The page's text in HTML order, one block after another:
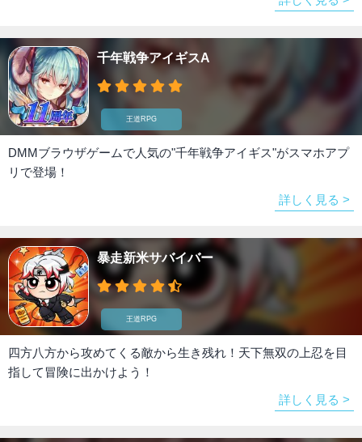
千年戦争アイギスA
王道RPG
DMMブラウザゲームで人気の"千年戦争アイギス"がスマホアプ
リで登場！
詳しく見る >
暴走新米サバイバー
王道RPG
四方八方から攻めてくる敵から生き残れ！天下無双の上忍を目
指して冒険に出かけよう！
詳しく見る >